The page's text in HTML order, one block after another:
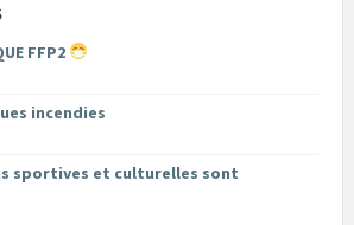
FFP2
incendies
sportives et culturelles sont